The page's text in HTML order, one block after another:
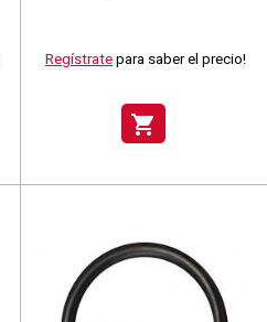
Regístrate para saber el precio!
shopping_cart